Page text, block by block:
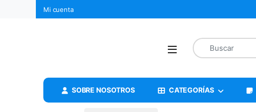
Mi cuenta
SOBRE NOSOTROS CATEGORÍAS